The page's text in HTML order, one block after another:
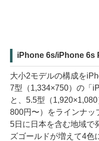
iPhone 6s/iPhone 6s
大小2モデルの構成を
7型（1,334×750）の「
と、5.5型（
800円〜）をラインナッ
5日に日本を含む地域で
ズゴールドが増えて4色